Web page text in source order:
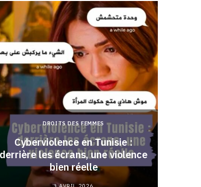
DROITS DES FEMMES
Cyberviolence en Tunisie :
derrière les écrans, une violence
bien réelle